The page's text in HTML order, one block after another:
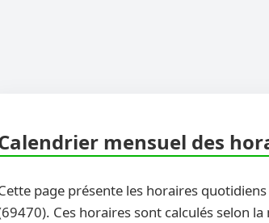
mensuel des
page présente les horaires
Ces horaires sont calculés selon